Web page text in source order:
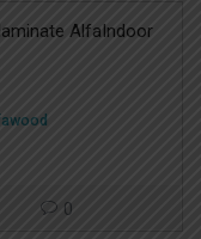
AlfaIndoor
0